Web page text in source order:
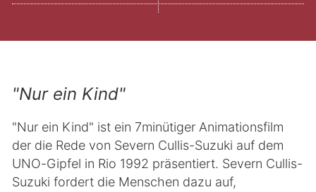
"Nur ein Kind"
"Nur ein Kind" ist ein 7minütiger Animationsfilm
der die Rede von Severn Cullis-Suzuki auf dem
UNO-Gipfel in Rio 1992 präsentiert. Severn Cullis-
Suzuki fordert die Menschen dazu auf,